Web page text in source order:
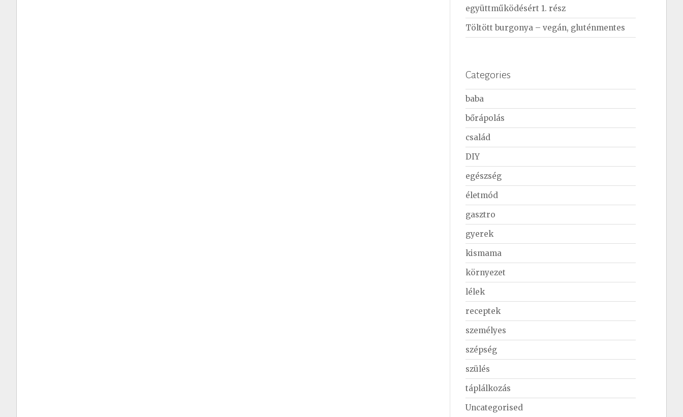
együttműködésért 1. rész
Töltött burgonya – vegán, gluténmentes
Categories
baba
bőrápolás
család
DIY
egészség
életmód
gasztro
gyerek
kismama
környezet
lélek
receptek
személyes
szépség
szülés
táplálkozás
Uncategorised